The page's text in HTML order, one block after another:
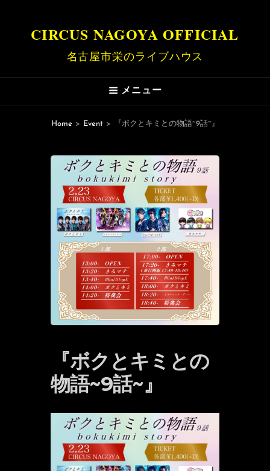
CIRCUS NAGOYA OFFICIAL
名古屋市栄のライブハウス
メニュー
Home > Event > 『ボクとキミとの物語~9話~』
『ボクとキミとの
物語~9話~』